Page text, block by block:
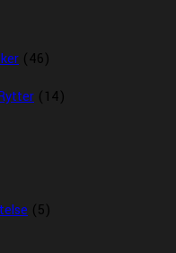
(46)
(14)
(5)